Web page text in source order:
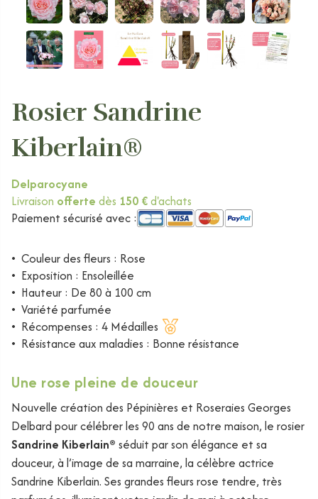
Rosier Sandrine
Kiberlain®
delparocyane
Livraison offerte dès 150 €d'achats
Paiement sécurisé avec :
• Couleur des fleurs : Rose
• Exposition : Ensoleillée
• Hauteur : De 80 à 100 cm
• Variété parfumée
• Récompenses : 4 Médailles
• Résistance aux maladies : Bonne résistance
Une rose pleine de douceur
Nouvelle création des Pépinières et Roseraies Georges
Delbard pour célébrer les 90 ans de notre maison, le rosier
Sandrine Kiberlain® séduit par son élégance et sa
douceur, à l’image de sa marraine, la célèbre actrice
Sandrine Kiberlain. Ses grandes fleurs rose tendre, très